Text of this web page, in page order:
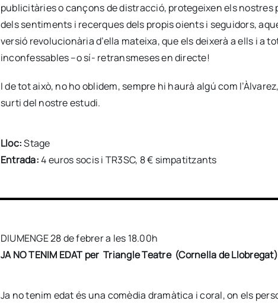
publicitàries o cançons de distracció, protegeixen els
dels sentiments i recerques dels propis oients i seguidors,
versió revolucionària d’ella mateixa, que els deixerà a ells i a
inconfessables –o sí- retransmeses en directe!
I de tot això, no ho oblidem, sempre hi haurà algú com
surti del nostre estudi.
Lloc:Stage
Entrada:4 euros socis i TR3SC, 8 € simpatitzants
DIUMENGE 28 de febrer a les 18.00h
JA NO TENIM EDAT per Triangle Teatre (Cornella de
Ja no tenim edat és una comèdia dramàtica i coral, on els